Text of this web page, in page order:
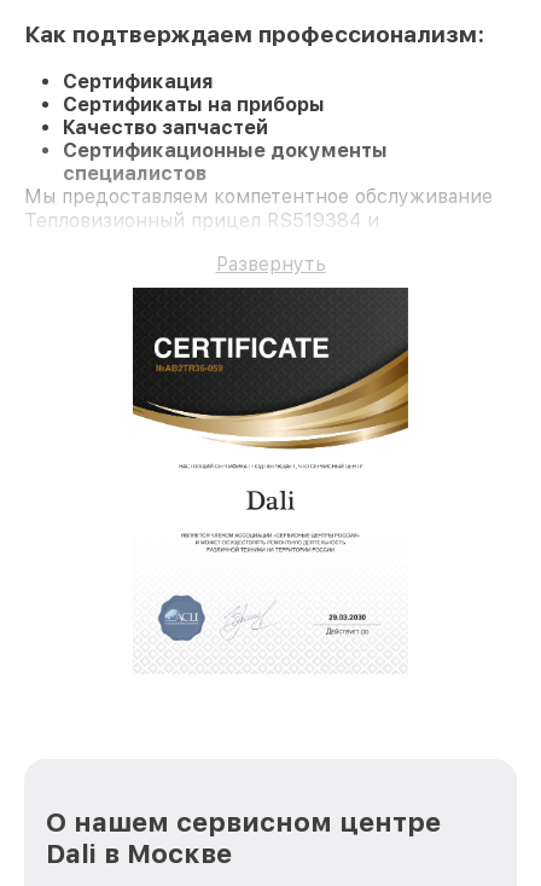
Как подтверждаем профессионализм:
Сертификация
Сертификаты на приборы
Качество запчастей
Сертификационные документы
специалистов
Мы предоставляем компетентное обслуживание
Тепловизионный прицел RS519384 и
Развернуть
О нашем сервисном центре
Dali в Москве